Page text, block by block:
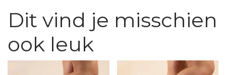
Dit vind je misschien
ook leuk